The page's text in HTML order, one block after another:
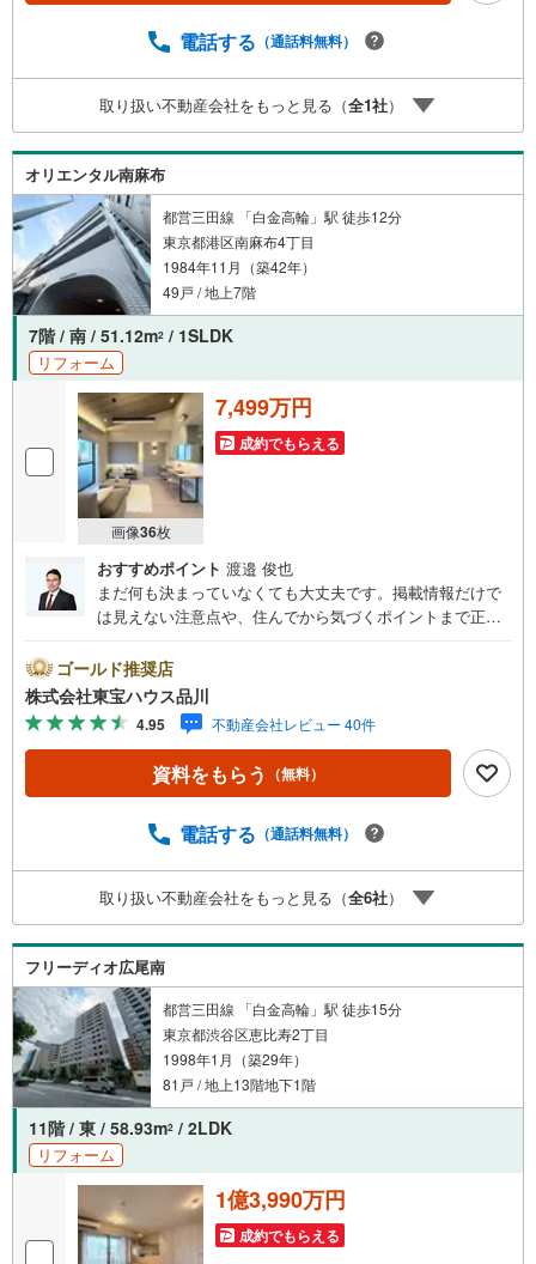
予約をする」ボタンからお問い合わせください。※必ずYah
のご請求はお気軽にどうぞ♪お電話でのお問い合わせも常
時受け付けております！お気軽にお問い合わせください。
電話する （通話料無料）
取り扱い不動産会社をもっと見る（全1社）
オリエンタル南麻布
都営三田線 「白金高輪」駅 徒歩12分
東京都港区南麻布4丁目
1984年11月（築42年）
49戸 / 地上7階
7階 / 南 / 51.12m2 / 1SLDK
リフォーム
画像36枚
7,499万円
成約でもらえる
おすすめポイント 渡邉 俊也
まだ何も決まっていなくても大丈夫です。掲載情報だけで
は見えない注意点や、住んでから気づくポイントまで正直
とも包み隠さずお伝えし、「納得して選ぶ」ためのサポー
トを大切にしています。現地でしか分からないリアルな情
報も含めて、一緒に後悔しない住まい探しを進めていきま
しょう。まずはお気軽にご相談ください。【Yahoo！ 不動
産キャンペーン対象店舗】当店で物件を成約するとPayPay
ボーナスライトがもらえる「Yahoo！ 不動産 物件ご成約キ
予約をする」ボタンからお問い合わせください。※必ずYah
のご請求はお気軽にどうぞ♪お電話でのお問い合わせも常
時受け付けております！お気軽にお問い合わせください。
ゴールド推奨店
株式会社東宝ハウス品川
4.95 不動産会社レビュー 40件
資料をもらう （無料）
電話する （通話料無料）
取り扱い不動産会社をもっと見る（全6社）
フリーディオ広尾南
都営三田線 「白金高輪」駅 徒歩15分
東京都渋谷区恵比寿2丁目
1998年1月（築29年）
81戸 / 地上13階地下1階
11階 / 東 / 58.93m2 / 2LDK
リフォーム
1億3,990万円
成約でもらえる